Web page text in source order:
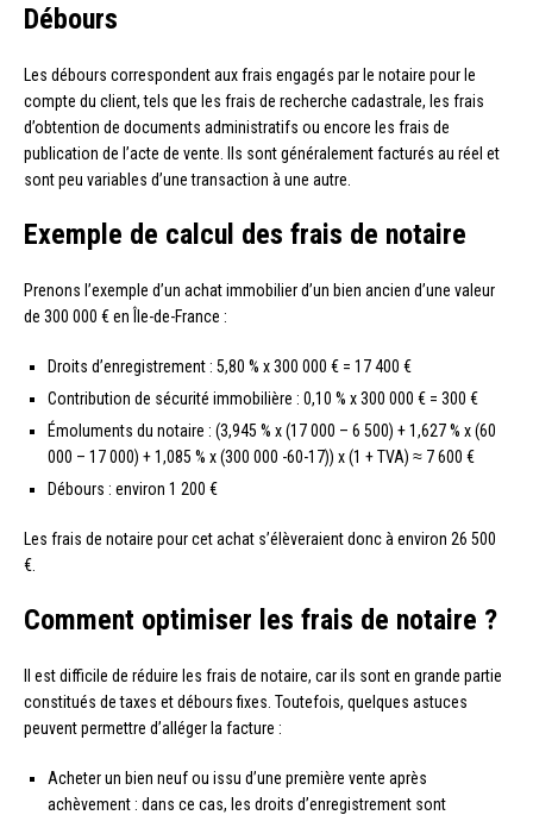
Débours
Les débours correspondent aux frais engagés par le notaire pour le
compte du client, tels que les frais de recherche cadastrale, les frais
d’obtention de documents administratifs ou encore les frais de
publication de l’acte de vente. Ils sont généralement facturés au réel et
sont peu variables d’une transaction à une autre.
Exemple de calcul des frais de notaire
Prenons l’exemple d’un achat immobilier d’un bien ancien d’une valeur
de 300 000 € en Île-de-France :
Droits d’enregistrement : 5,80 % x 300 000 € = 17 400 €
Contribution de sécurité immobilière : 0,10 % x 300 000 € = 300 €
Émoluments du notaire : (3,945 % x (17 000 – 6 500) + 1,627 % x (60
000 – 17 000) + 1,085 % x (300 000 -60-17)) x (1 + TVA) ≈ 7 600 €
Débours : environ 1 200 €
Les frais de notaire pour cet achat s’élèveraient donc à environ 26 500
€.
Comment optimiser les frais de notaire ?
Il est difficile de réduire les frais de notaire, car ils sont en grande partie
constitués de taxes et débours fixes. Toutefois, quelques astuces
peuvent permettre d’alléger la facture :
Acheter un bien neuf ou issu d’une première vente après
achèvement : dans ce cas, les droits d’enregistrement sont